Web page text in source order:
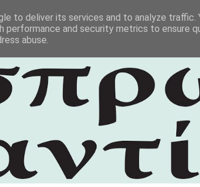
to deliver its services and to analyze traffic.
performance and security metrics to ensure
abuse.